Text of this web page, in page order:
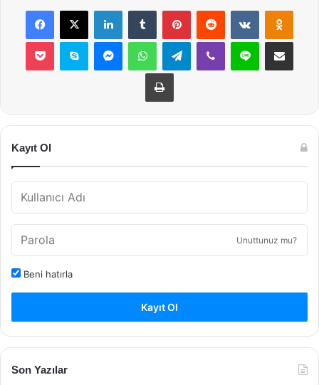
Facebook
X LinkedInTumblr PinterestReddit VKontakte
Pocket Skype MessengerWhatsAppTelegramViber Line E-Posta ile
Yazdır
Kayıt Ol
Unuttunuz mu?
Beni hatırla
Kayıt Ol
Son Yazılar